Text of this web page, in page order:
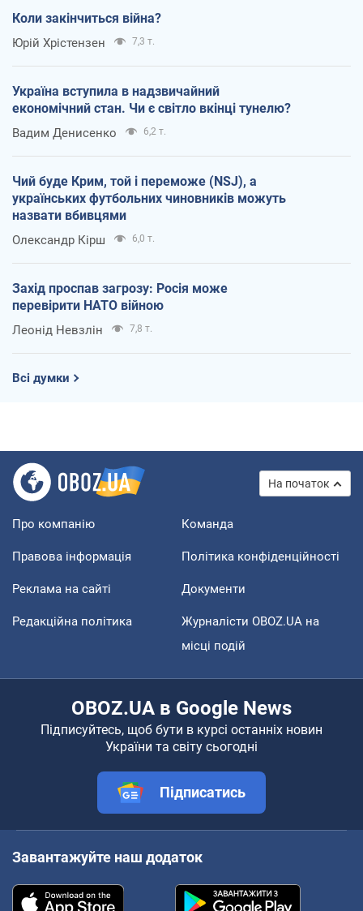
Коли закінчиться війна?
Юрій Хрістензен 7,3 т.
Україна вступила в надзвичайний
економічний стан. Чи є світло вкінці тунелю?
Вадим Денисенко 6,2 т.
Чий буде Крим, той і переможе (NSJ), а
українських футбольних чиновників можуть
назвати вбивцями
Олександр Кірш 6,0 т.
Захід проспав загрозу: Росія може
перевірити НАТО війною
Леонід Невзлін 7,8 т.
Всі думки
На початок
Про компанію Команда
Правова інформація Політика конфіденційності
Реклама на сайті Документи
Редакційна політика
Журналісти OBOZ.UA на
місці подій
OBOZ.UA в Google News
Підписуйтесь, щоб бути в курсі останніх новин
України та світу сьогодні
Підписатись
Завантажуйте наш додаток